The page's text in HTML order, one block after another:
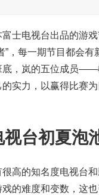
富士电视台出品的游
”，每一期节目都会
底，岚的五位成员
实力，以赢得比赛
视台初夏泡
高的知名度电视台
的难度和变数，这